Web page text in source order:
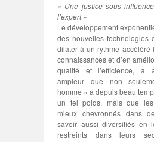
« Une justice sous
l’expert »
Le développement
des nouvelles technologies
dilater à un rythme accéléré
connaissances et d’en
qualité et l’efficience, a
ampleur que non
homme » a depuis beau
un tel poids, mais que
mieux chevronnés dans
savoir aussi diversifiés en
restreints dans leurs